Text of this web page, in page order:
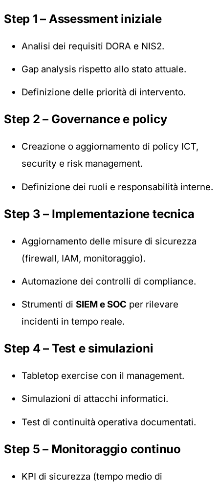
Step 1 – Assessment iniziale
Analisi dei requisiti DORA e NIS2.
Gap analysis rispetto allo stato attuale.
Definizione delle priorità di intervento.
Step 2 – Governance e policy
Creazione o aggiornamento di policy ICT,
security e risk management.
Definizione dei ruoli e responsabilità interne.
Step 3 – Implementazione tecnica
Aggiornamento delle misure di sicurezza
(firewall, IAM, monitoraggio).
Automazione dei controlli di compliance.
Strumenti diSIEM e SOC per rilevare
incidenti in tempo reale.
Step 4 – Test e simulazioni
Tabletop exercise con il management.
Simulazioni di attacchi informatici.
Test di continuità operativa documentati.
Step 5 – Monitoraggio continuo
KPI di sicurezza (tempo medio di